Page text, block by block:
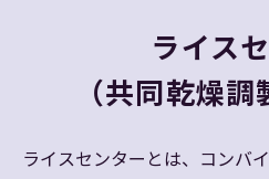
ライス
（共同乾燥
ライスセンターとは、コンバ